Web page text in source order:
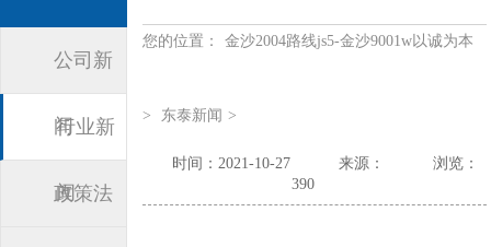
公司新
闻
行业新
闻
政策法
您的位置： 金沙2004路线js5-金沙9001w以诚为本
> 东泰新闻 >
时间：2021-10-27 来源：
浏览：
390